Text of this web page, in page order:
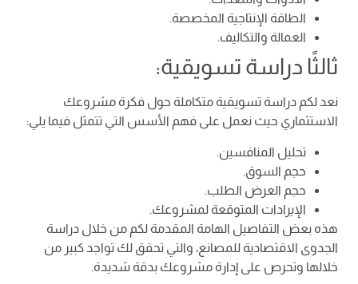
الطاقة الإنتاجية المخصصة.
العمالة والتكاليف.
ثالثًا دراسة تسويقية:
نعد لكم دراسة تسويقية متكاملة حول فكرة مشروعك
الاستثماري حيث نعمل على فهم الأسس التي تتمثل فيما يلي:
تحليل المنافسين.
حجم السوق.
حجم العرض الطلب.
الإيرادات المتوقعة لمشروعك.
هذه بعض التفاصيل الهامة المقدمة لكم من خلال دراسة
الجدوى الاقتصادية للمصانع، والتي تحقق لك تواجد كبير من
خلالها وتحرص على إدارة مشروعك بدقة شديدة.